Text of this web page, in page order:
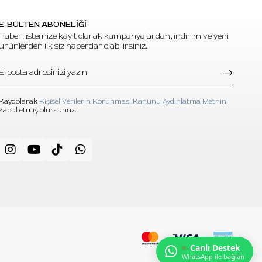
03
ince
bir
BÜLTEN ABONELİĞİ
Haber listemize kayıt olarak kampanyalardan, indirim ve yeni
ürünlerden ilk siz haberdar olabilirsiniz.
Kaydolarak Kişisel Verilerin Korunması Kanunu Aydınlatma Metnini
kabul etmiş olursunuz.
Canlı Destek
WhatsApp ile bağlan